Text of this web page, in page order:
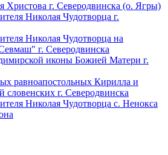
Христова г. Северодвинска (о. Ягры)
Николая Чудотворца г.
Николая Чудотворца на
г. Северодвинска
иконы Божией Матери г.
равноапостольных Кирилла и
словенских г. Северодвинска
Николая Чудотворца с. Ненокса